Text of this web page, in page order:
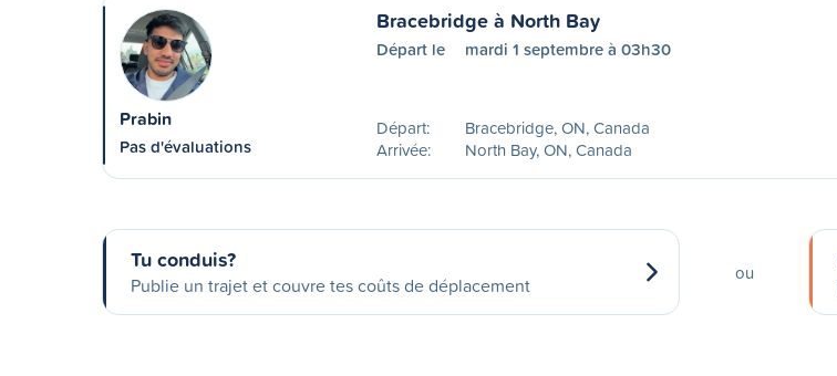
Prabin
Pas d'évaluations
Bracebridge à North Bay
Départ le mardi 1 septembre à 03h30
Départ:
Bracebridge, ON, Canada
Arrivée:
North Bay, ON, Canada
Tu conduis?
Publie un trajet et couvre tes coûts de déplacement
ou